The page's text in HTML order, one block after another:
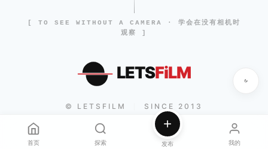
[ TO SEE WITHOUT A CAMERA · 学会在没有相机时
观察 ]
LETSFiLM
© LETSFILM SINCE 2013
首页 探索 发布 我的